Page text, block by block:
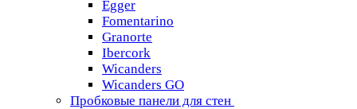
Egger
Fomentarino
Granorte
Ibercork
Wicanders
Wicanders GO
Пробковые панели для стен